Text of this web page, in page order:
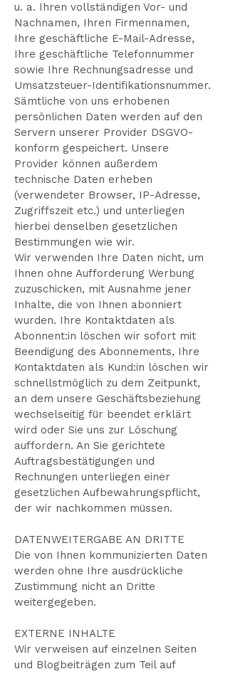
u. a. Ihren vollständigen Vor- und
Nachnamen, Ihren Firmennamen,
Ihre geschäftliche E-Mail-Adresse,
Ihre geschäftliche Telefonnummer
sowie Ihre Rechnungsadresse und
Umsatzsteuer-Identifikationsnummer.
Sämtliche von uns erhobenen
persönlichen Daten werden auf den
Servern unserer Provider DSGVO-
konform gespeichert. Unsere
Provider können außerdem
technische Daten erheben
(verwendeter Browser, IP-Adresse,
Zugriffszeit etc.) und unterliegen
hierbei denselben gesetzlichen
Bestimmungen wie wir.
Wir verwenden Ihre Daten nicht, um
Ihnen ohne Aufforderung Werbung
zuzuschicken, mit Ausnahme jener
Inhalte, die von Ihnen abonniert
wurden. Ihre Kontaktdaten als
Abonnent:in löschen wir sofort mit
Beendigung des Abonnements, Ihre
Kontaktdaten als Kund:in löschen wir
schnellstmöglich zu dem Zeitpunkt,
an dem unsere Geschäftsbeziehung
wechselseitig für beendet erklärt
wird oder Sie uns zur Löschung
auffordern. An Sie gerichtete
Auftragsbestätigungen und
Rechnungen unterliegen einer
gesetzlichen Aufbewahrungspflicht,
der wir nachkommen müssen.
DATENWEITERGABE AN DRITTE
Die von Ihnen kommunizierten Daten
werden ohne Ihre ausdrückliche
Zustimmung nicht an Dritte
weitergegeben.
EXTERNE INHALTE
Wir verweisen auf einzelnen Seiten
und Blogbeiträgen zum Teil auf